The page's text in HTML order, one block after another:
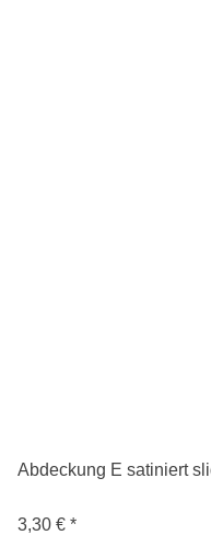
Abdeckung E satiniert
3,30 € *